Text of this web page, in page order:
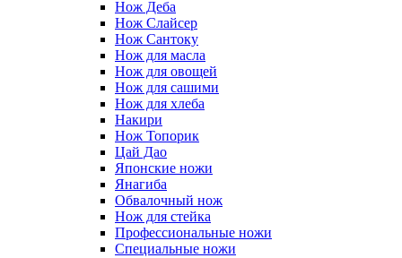
Нож Деба
Нож Слайсер
Нож Сантоку
Нож для масла
Нож для овощей
Нож для сашими
Нож для хлеба
Накири
Нож Топорик
Цай Дао
Японские ножи
Янагиба
Обвалочный нож
Нож для стейка
Профессиональные ножи
Специальные ножи